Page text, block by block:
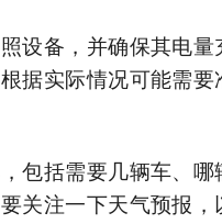
设备，并确保其电
据实际情况可能需
包括需要几辆车、哪
关注一下天气预报